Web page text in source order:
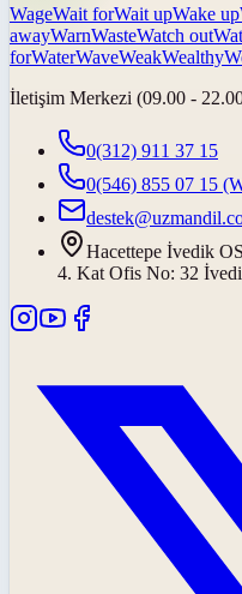
WageWait forWait upWake up
awayWarnWasteWatch out
forWaterWaveWeakWealthy
İletişim Merkezi (09.00 -
0(312) 911 37 15
0(546) 855 07 15
Hacettepe İvedik
4. Kat Ofis No: 32